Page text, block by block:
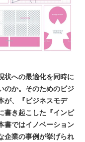
状への最適化を同時に
のか。そのためのビジ
が、『ビジネスモデ
書き起こした『インビ
書ではイノベーション
企業の事例が挙げられ